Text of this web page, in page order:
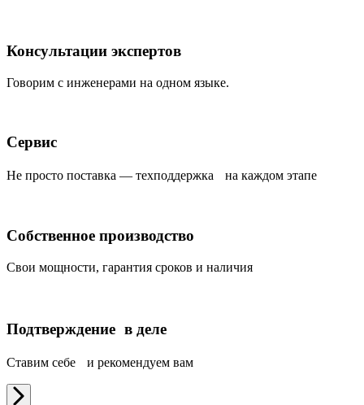
Консультации экспертов
Говорим с инженерами на одном языке.
Сервис
Не просто поставка — техподдержка на каждом этапе
Собственное производство
Свои мощности, гарантия сроков и наличия
Подтверждение в деле
Ставим себе и рекомендуем вам